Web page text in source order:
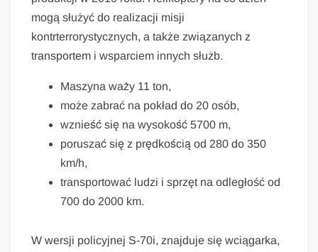
mogą służyć do realizacji misji
kontrterrorystycznych, a także związanych z
transportem i wsparciem innych służb.
Maszyna waży 11 ton,
może zabrać na pokład do 20 osób,
wznieść się na wysokość 5700 m,
poruszać się z prędkością od 280 do 350
km/h,
transportować ludzi i sprzęt na odległość od
700 do 2000 km.
W wersji policyjnej S-70i, znajduje się wciągarka,